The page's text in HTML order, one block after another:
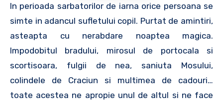
In perioada sarbatorilor de iarna orice persoana se
simte in adancul sufletului copil. Purtat de amintiri,
asteapta cu nerabdare noaptea magica.
Impodobitul bradului, mirosul de portocala si
scortisoara, fulgii de nea, saniuta Mosului,
colindele de Craciun si multimea de cadouri…
toate acestea ne apropie unul de altul si ne face